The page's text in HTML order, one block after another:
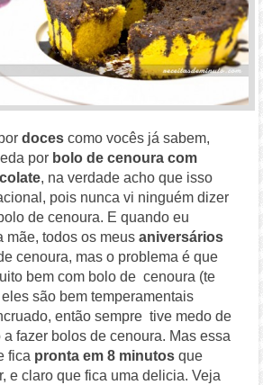
doces como vocês já sabem,
por bolo de cenoura com
, na verdade acho que isso
pois nunca vi ninguém dizer
de cenoura. E quando eu
mãe, todos os meus aniversários
cenoura, mas o problema é que
bem com bolo de cenoura (te
são bem temperamentais
então sempre tive medo de
a fazer bolos de cenoura. Mas essa
fica pronta em 8 minutos que
e claro que fica uma delicia. Veja